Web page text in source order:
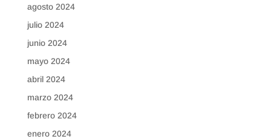
agosto 2024
julio 2024
junio 2024
mayo 2024
abril 2024
marzo 2024
febrero 2024
enero 2024